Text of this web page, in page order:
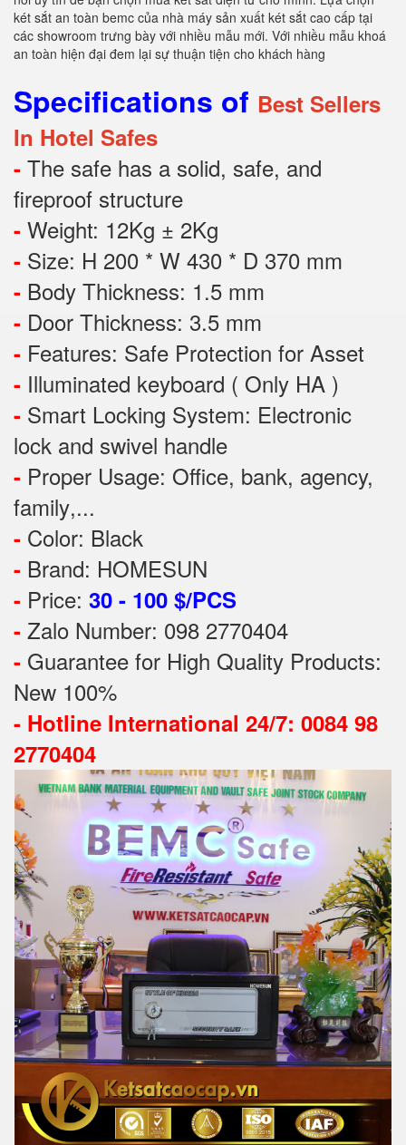
két sắt an toàn bemc của nhà máy sản xuất két sắt cao cấp tại
các showroom trưng bày với nhiều mẫu mới. Với nhiều mẫu khoá
an toàn hiện đại đem lại sự thuận tiện cho khách hàng
Specifications of Best Sellers
In Hotel Safes
- The safe has a solid, safe, and
fireproof structure
- Weight: 12Kg ± 2Kg
- Size: H 200 * W 430 * D 370 mm
- Body Thickness: 1.5 mm
- Door Thickness: 3.5 mm
- Features: Safe Protection for Asset
- Illuminated keyboard ( Only HA )
- Smart Locking System: Electronic
lock and swivel handle
- Proper Usage: Office, bank, agency,
family,...
- Color: Black
- Brand: HOMESUN
- Price: 30 - 100 $/PCS
- Zalo Number: 098 2770404
- Guarantee for High Quality Products:
New 100%
- Hotline International 24/7: 0084 98
2770404